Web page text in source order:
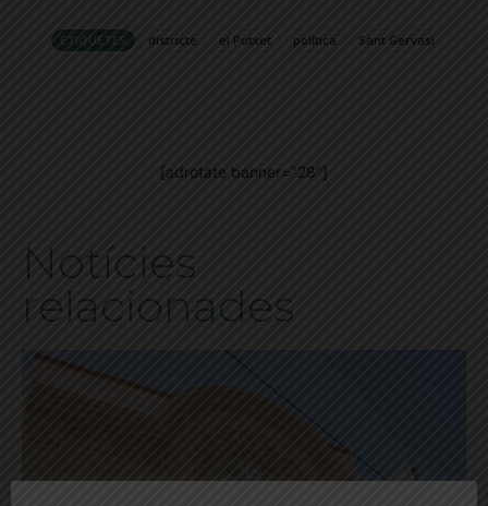
ETIQUETES districte el Putxet política Sant Gervasi
[adrotate banner="28"]
Notícies
relacionades